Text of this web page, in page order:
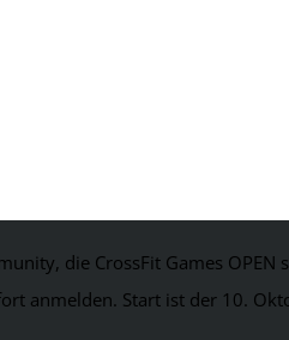
die CrossFit Games
anmelden. Start ist der 10.